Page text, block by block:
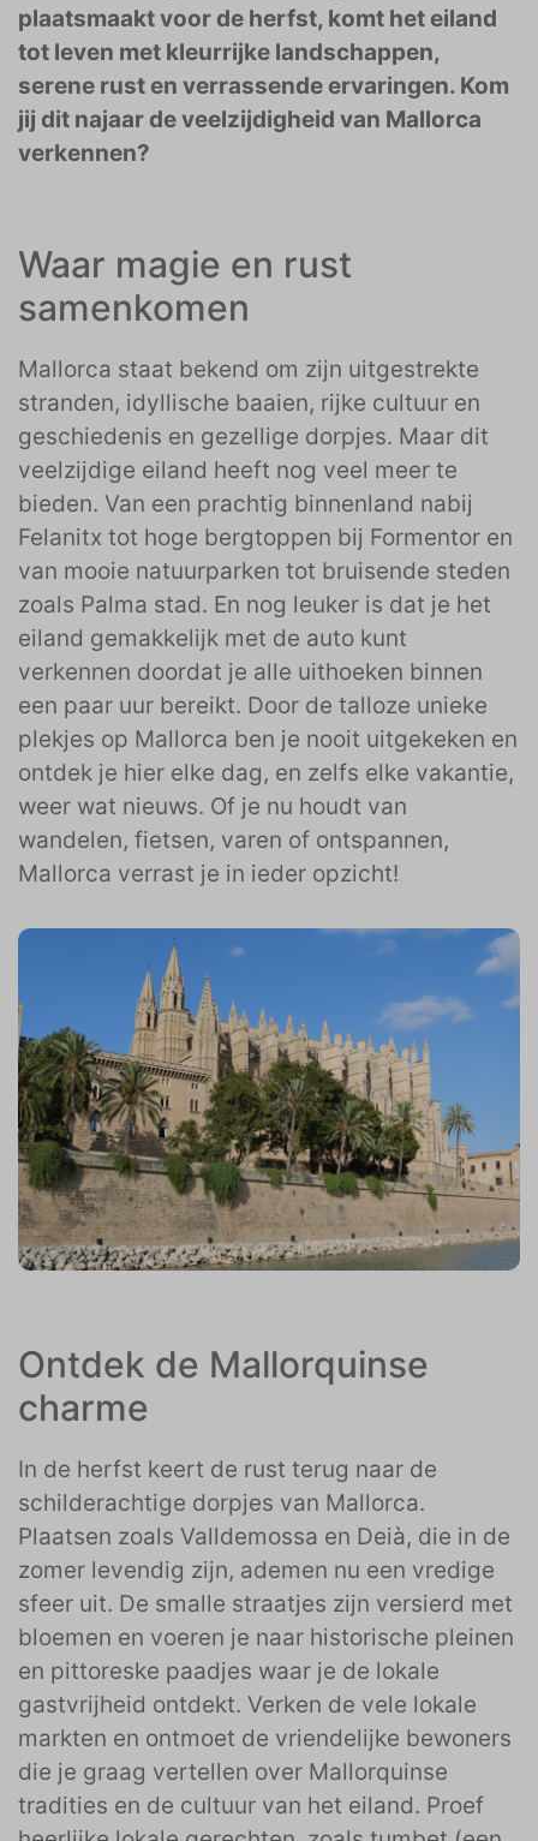
plaatsmaakt voor de herfst, komt het eiland
tot leven met kleurrijke landschappen,
serene rust en verrassende ervaringen. Kom
jij dit najaar de veelzijdigheid van Mallorca
verkennen?
Waar magie en rust
samenkomen
Mallorca staat bekend om zijn uitgestrekte
stranden, idyllische baaien, rijke cultuur en
geschiedenis en gezellige dorpjes. Maar dit
veelzijdige eiland heeft nog veel meer te
bieden. Van een prachtig binnenland nabij
Felanitx tot hoge bergtoppen bij Formentor en
van mooie natuurparken tot bruisende steden
zoals Palma stad. En nog leuker is dat je het
eiland gemakkelijk met de auto kunt
verkennen doordat je alle uithoeken binnen
een paar uur bereikt. Door de talloze unieke
plekjes op Mallorca ben je nooit uitgekeken en
ontdek je hier elke dag, en zelfs elke vakantie,
weer wat nieuws. Of je nu houdt van
wandelen, fietsen, varen of ontspannen,
Mallorca verrast je in ieder opzicht!
Ontdek de Mallorquinse
charme
In de herfst keert de rust terug naar de
schilderachtige dorpjes van Mallorca.
Plaatsen zoals Valldemossa en Deià, die in de
zomer levendig zijn, ademen nu een vredige
sfeer uit. De smalle straatjes zijn versierd met
bloemen en voeren je naar historische pleinen
en pittoreske paadjes waar je de lokale
gastvrijheid ontdekt. Verken de vele lokale
markten en ontmoet de vriendelijke bewoners
die je graag vertellen over Mallorquinse
tradities en de cultuur van het eiland. Proef